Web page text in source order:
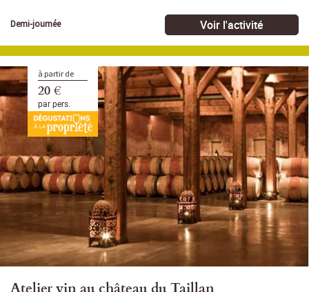
Demi-journée Voir l'activité
à partir de
20 €
par pers.
Atelier vin au château du Taillan